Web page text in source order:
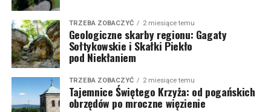
TRZEBA ZOBACZYĆ 2 miesiące temu
Geologiczne skarby regionu: Gagaty
Sołtykowskie i Skałki Piekło
pod Niekłaniem
TRZEBA ZOBACZYĆ 2 miesiące temu
Tajemnice Świętego Krzyża: od pogańskich
obrzędów po mroczne więzienie